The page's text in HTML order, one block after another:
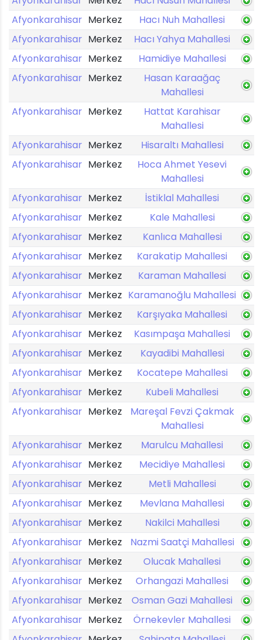
Afyonkarahisar Merkez
Hacı Nuh Mahallesi
Afyonkarahisar Merkez
Hacı Yahya Mahallesi
Afyonkarahisar Merkez
Hamidiye Mahallesi
Afyonkarahisar Merkez
Hasan Karaağaç
Mahallesi
Afyonkarahisar Merkez
Hattat Karahisar
Mahallesi
Afyonkarahisar Merkez
Hisaraltı Mahallesi
Afyonkarahisar Merkez
Hoca Ahmet Yesevi
Mahallesi
Afyonkarahisar Merkez
İstiklal Mahallesi
Afyonkarahisar Merkez
Kale Mahallesi
Afyonkarahisar Merkez
Kanlıca Mahallesi
Afyonkarahisar Merkez
Karakatip Mahallesi
Afyonkarahisar Merkez
Karaman Mahallesi
Afyonkarahisar Merkez Karamanoğlu Mahallesi
Afyonkarahisar Merkez
Karşıyaka Mahallesi
Afyonkarahisar Merkez
Kasımpaşa Mahallesi
Afyonkarahisar Merkez
Kayadibi Mahallesi
Afyonkarahisar Merkez
Kocatepe Mahallesi
Afyonkarahisar Merkez
Kubeli Mahallesi
Afyonkarahisar Merkez
Mareşal Fevzi Çakmak
Mahallesi
Afyonkarahisar Merkez
Marulcu Mahallesi
Afyonkarahisar Merkez
Mecidiye Mahallesi
Afyonkarahisar Merkez
Metli Mahallesi
Afyonkarahisar Merkez
Mevlana Mahallesi
Afyonkarahisar Merkez
Nakilci Mahallesi
Afyonkarahisar Merkez
Nazmi Saatçi Mahallesi
Afyonkarahisar Merkez
Olucak Mahallesi
Afyonkarahisar Merkez
Orhangazi Mahallesi
Afyonkarahisar Merkez
Osman Gazi Mahallesi
Afyonkarahisar Merkez
Örnekevler Mahallesi